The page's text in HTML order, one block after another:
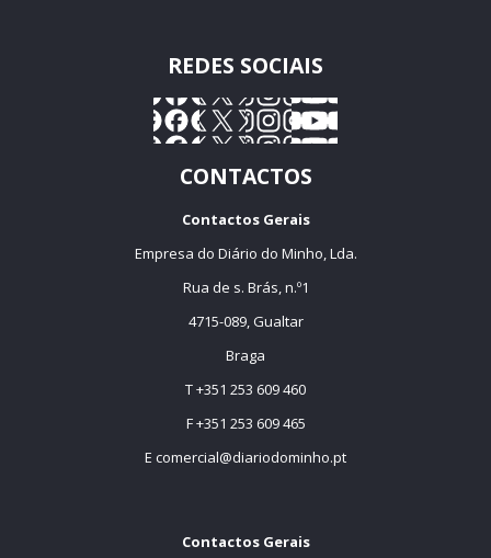
REDES SOCIAIS
CONTACTOS
Contactos Gerais
Empresa do Diário do Minho, Lda.
Rua de s. Brás, n.º1
4715-089, Gualtar
Braga
T +351 253 609 460
F +351 253 609 465
E comercial@diariodominho.pt
Contactos Gerais